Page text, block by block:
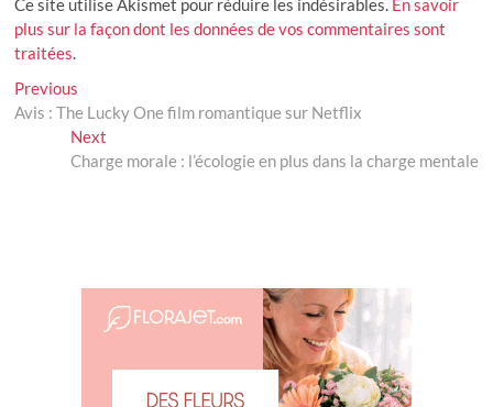
plus sur la façon dont les données de vos commentaires sont
traitées
Navigation
de
l’article
Previous
post:
Avis : The Lucky One film romantique sur Netflix
NextNext
post:
Charge morale : l’écologie en plus dans la charge mentale